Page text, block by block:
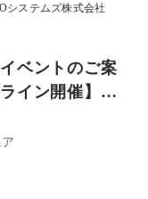
システムズ株式会社
ベントのご案
イン開催】要
なら何を足